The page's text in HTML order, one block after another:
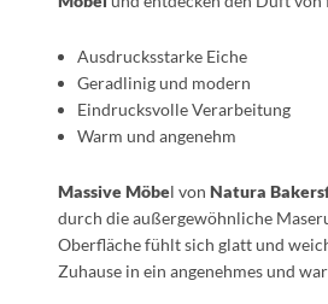
Ausdrucksstarke Eiche
Geradlinig und modern
Eindrucksvolle Verarbeitung
Warm und angenehm
Massive Möbel von Natura
durch die außergewöhnliche
Oberfläche fühlt sich glatt und
Zuhause in ein angenehmes und